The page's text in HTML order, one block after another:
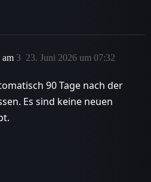
am 23. Juni 2026 um 07:32
3
90 Tage nach der
Es sind keine neuen